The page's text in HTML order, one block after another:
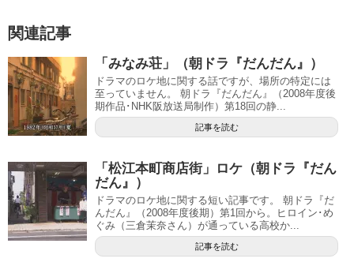
関連記事
「みなみ荘」（朝ドラ『だんだん』）
ドラマのロケ地に関する話ですが、場所の特定には
至っていません。 朝ドラ『だんだん』（2008年度後
期作品･NHK阪放送局制作）第18回の静...
記事を読む
「松江本町商店街」ロケ（朝ドラ『だん
だん』）
ドラマのロケ地に関する短い記事です。 朝ドラ『だ
んだん』（2008年度後期）第1回から。ヒロイン･め
ぐみ（三倉茉奈さん）が通っている高校か...
記事を読む